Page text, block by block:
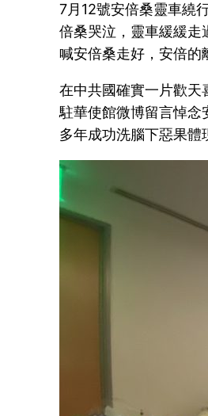
7月12號安倍桑靈車繞
倍桑哭泣，靈車緩緩走
喊安倍桑走好，安倍的
在中共國確實一片歡天
駐華使館微博留言悼念
多年成功洗腦下惡果體